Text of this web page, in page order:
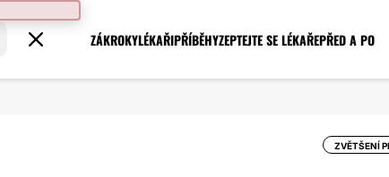
ZÁKROKYLÉKAŘIPŘÍBĚHYZEPTEJTE SE LÉKAŘEPŘED A PO
ZVĚTŠENÍ